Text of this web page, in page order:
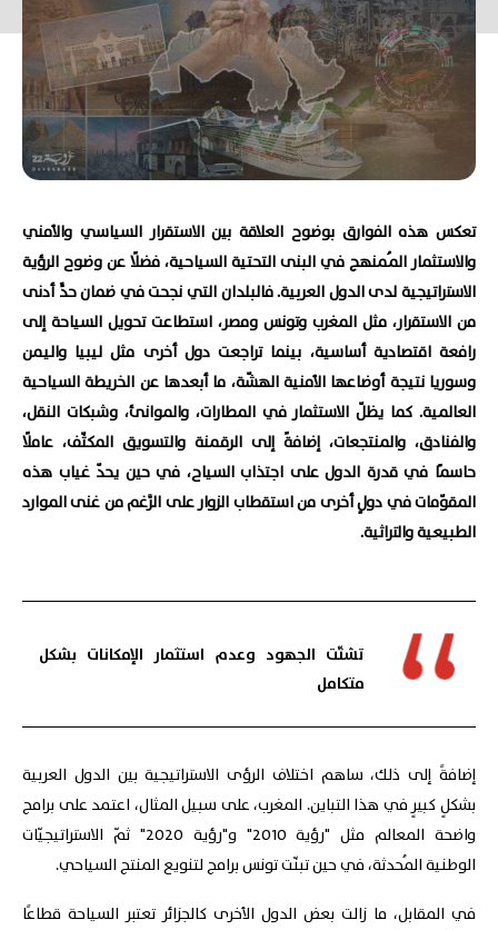
تعكس هذه الفوارق بوضوح العلاقة بين الاستقرار السياسي والأمني
والاستثمار المُمنهج في البنى التحتية السياحية، فضلًا عن وضوح الرؤية
الاستراتيجية لدى الدول العربية. فالبلدان التي نجحت في ضمان حدٍّ أدنى
من الاستقرار، مثل المغرب وتونس ومصر، استطاعت تحويل السياحة إلى
رافعة اقتصادية أساسية، بينما تراجعت دول أخرى مثل ليبيا واليمن
وسوريا نتيجة أوضاعها الأمنية الهشّة، ما أبعدها عن الخريطة السياحية
العالمية. كما يظلّ الاستثمار في المطارات، والموانئ، وشبكات النقل،
والفنادق، والمنتجعات، إضافةً إلى الرقمنة والتسويق المكثّف، عاملًا
حاسمًا في قدرة الدول على اجتذاب السياح، في حين يحدّ غياب هذه
المقوّمات في دولٍ أخرى من استقطاب الزوار على الرَّغم من غنى الموارد
الطبيعية والتراثية.
تشتّت الجهود وعدم استثمار الإمكانات بشكل
متكامل
إضافةً إلى ذلك، ساهم اختلاف الرؤى الاستراتيجية بين الدول العربية
بشكلٍ كبيرٍ في هذا التباين. المغرب، على سبيل المثال، اعتمد على برامج
واضحة المعالم مثل "رؤية 2010" و"رؤية 2020" ثمّ الاستراتيجيّات
الوطنية المُحدثة، في حين تبنّت تونس برامج لتنويع المنتج السياحي.
في المقابل، ما زالت بعض الدول الأخرى كالجزائر تعتبر السياحة قطاعًا